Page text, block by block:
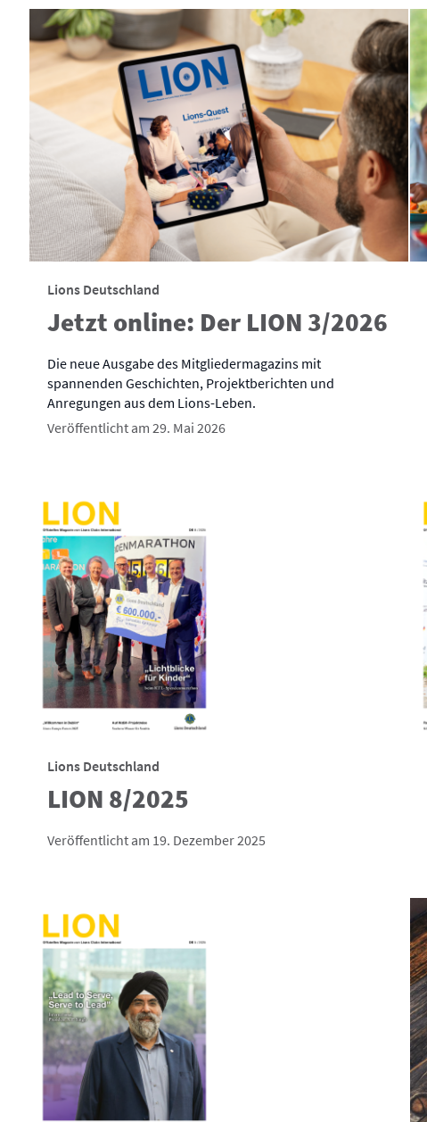
Lions Deutschland
Jetzt online: Der LION 3/2026
Die neue Ausgabe des Mitgliedermagazins mit
spannenden Geschichten, Projektberichten und
Anregungen aus dem Lions-Leben.
Veröffentlicht am 29. Mai 2026
Lions Deutschland
LION 8/2025
Veröffentlicht am 19. Dezember 2025